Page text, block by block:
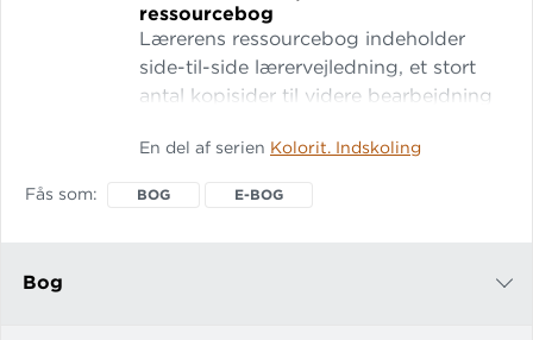
ressourcebog
Lærerens ressourcebog indeholder
side-til-side lærervejledning, et stort
antal kopisider til videre bearbejdning
giver mulighed for at anvende
En del af serien Kolorit. Indskoling
Fås som BOG E-BOG
Bog